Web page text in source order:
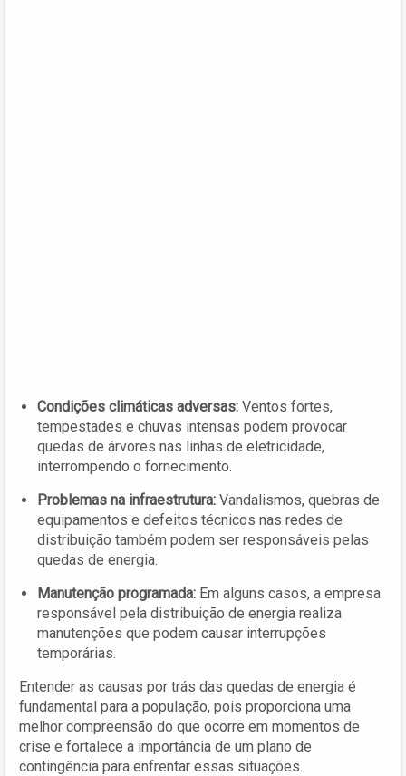
Condições climáticas adversas: Ventos fortes,
tempestades e chuvas intensas podem provocar
quedas de árvores nas linhas de eletricidade,
interrompendo o fornecimento.
Problemas na infraestrutura: Vandalismos, quebras de
equipamentos e defeitos técnicos nas redes de
distribuição também podem ser responsáveis pelas
quedas de energia.
Manutenção programada: Em alguns casos, a empresa
responsável pela distribuição de energia realiza
manutenções que podem causar interrupções
temporárias.
Entender as causas por trás das quedas de energia é
fundamental para a população, pois proporciona uma
melhor compreensão do que ocorre em momentos de
crise e fortalece a importância de um plano de
contingência para enfrentar essas situações.